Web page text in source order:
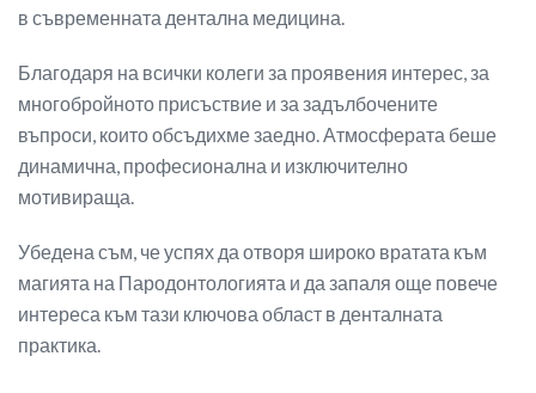
в съвременната дентална медицина.
Благодаря на всички колеги за проявения интерес, за
многобройното присъствие и за задълбочените
въпроси, които обсъдихме заедно. Атмосферата беше
динамична, професионална и изключително
мотивираща.
Убедена съм, че успях да отворя широко вратата към
магията на Пародонтологията и да запаля още повече
интереса към тази ключова област в денталната
практика.